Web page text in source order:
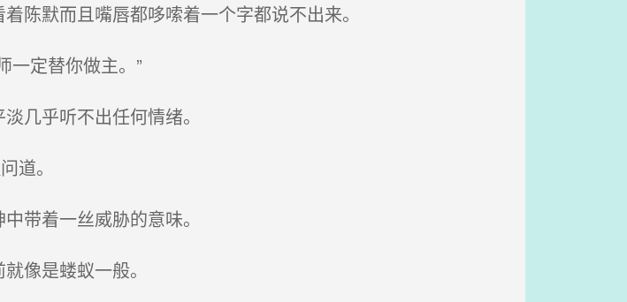
陈默而且嘴唇都哆嗦着一个字都说不出来。
一定替你做主。”
几乎听不出任何情绪。
道。
带着一丝威胁的意味。
像是蝼蚁一般。